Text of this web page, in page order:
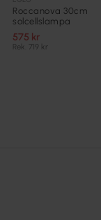
Roccanova 30cm
solcellslampa
575 kr
Rek. 719 kr